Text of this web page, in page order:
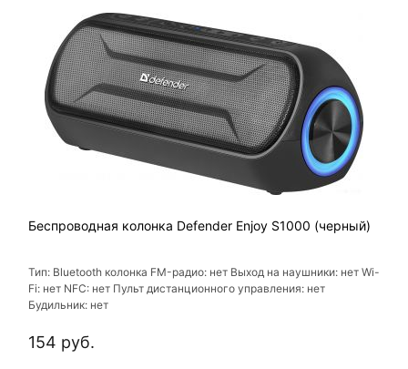
Беспроводная колонка Defender Enjoy S1000 (черный)
Тип: Bluetooth колонка FM-радио: нет Выход на наушники: нет Wi-
Fi: нет NFC: нет Пульт дистанционного управления: нет
Будильник: нет
154 руб.